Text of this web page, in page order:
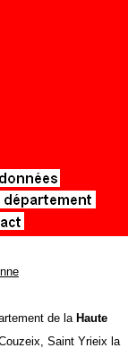
de la Haute
Saint Yrieix la